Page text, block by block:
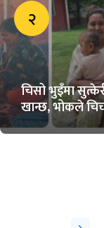
२
चिसो भुइँमा
खान्छ, भोकले